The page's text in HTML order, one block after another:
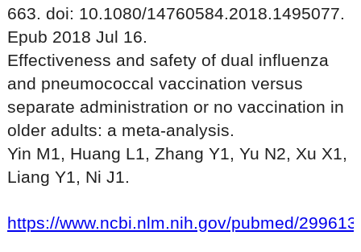
663. doi: 10.1080/14760584.2018.1495077.
Epub 2018 Jul 16.
Effectiveness and safety of dual influenza
and pneumococcal vaccination versus
separate administration or no vaccination in
older adults: a meta-analysis.
Yin M1, Huang L1, Zhang Y1, Yu N2, Xu X1,
Liang Y1, Ni J1.
https://www.ncbi.nlm.nih.gov/pubmed/